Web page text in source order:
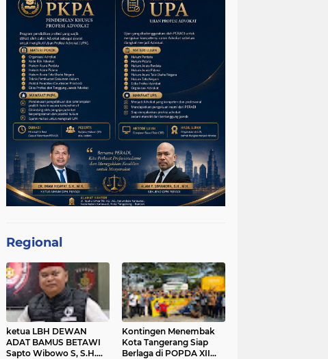
Regional
ketua LBH DEWAN
ADAT BAMUS BETAWI
Sapto Wibowo S, S.H.
Kontingen Menembak
Kota Tangerang Siap
Berlaga di POPDA XII